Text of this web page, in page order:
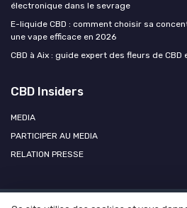
électronique dans le sevrage
E-liquide CBD : comment choisir sa
une vape efficace en 2026
CBD à Aix : guide expert des fleurs de CBD
CBD Insiders
MEDIA
PARTICIPER AU MEDIA
RELATION PRESSE